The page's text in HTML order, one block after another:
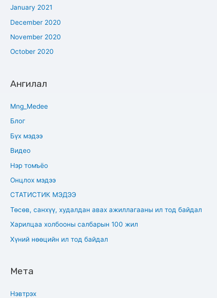
January 2021
December 2020
November 2020
October 2020
Ангилал
Mng_Medee
Блог
Бүх мэдээ
Видео
Нэр томъёо
Онцлох мэдээ
СТАТИСТИК МЭДЭЭ
Төсөв, санхүү, худалдан авах ажиллагааны ил тод байдал
Харилцаа холбооны салбарын 100 жил
Хүний нөөцийн ил тод байдал
Мета
Нэвтрэх